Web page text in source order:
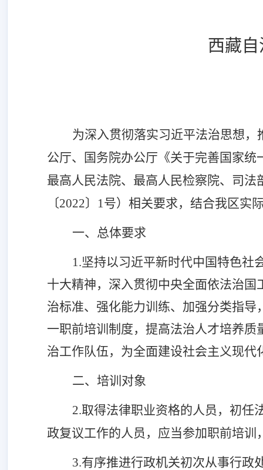
西藏
为深入贯彻落实习近平法治思想
公厅、国务院办公厅《关于完善国家
最高人民法院、最高人民检察院、司
〔2022〕1号）相关要求，结合我区实
一、总体要求
1.坚持以习近平新时代中国特色社
十大精神，深入贯彻中央全面依法治
治标准、强化能力训练、加强分类指
一职前培训制度，提高法治人才培养质
治工作队伍， 为全面建设社会主义现代
二、培训对象
2.取得法律职业资格的人员 ， 初任
政复议工作的人员，应当参加职前培
3.有序推进行政机关初次从事行政